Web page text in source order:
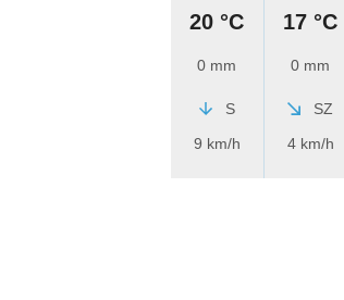
20 °C
0 mm
S
9 km/h
17 °C
0 mm
SZ
4 km/h